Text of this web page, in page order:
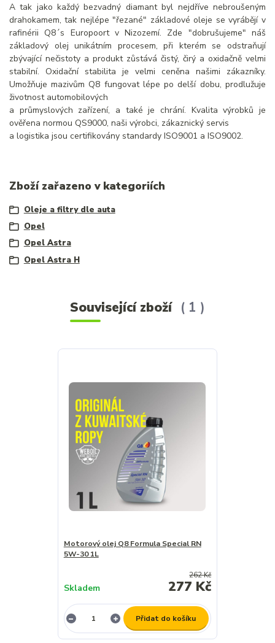
A tak jako každý bezvadný diamant byl nejdříve nebroušeným
drahokamem, tak nejlépe "řezané" základové oleje se vyrábějí v
rafinérii Q8´s Europoort v Nizozemí. Zde "dobrušujeme" náš
základový olej unikátním procesem, při kterém se odstraňují
zbývající nečistoty a produkt zůstává čistý, čirý a oxidačně velmi
stabilní. Oxidační stabilita je velmi ceněna našimi zákazníky.
Umožňuje mazivům Q8 fungovat lépe po delší dobu, prodlužuje
životnost automobilových
a průmyslových zařízení, a také je chrání. Kvalita výrobků je
ověřena normou QS9000, naši výrobci, zákaznický servis
a logistika jsou certifikovány standardy ISO9001 a ISO9002.
Zboží zařazeno v kategoriích
Oleje a filtry dle auta
Opel
Opel Astra
Opel Astra H
Související zboží 1
Motorový olej Q8 Formula Special RN
5W-30 1L
262 Kč
277 Kč
Skladem
Přidat do košíku